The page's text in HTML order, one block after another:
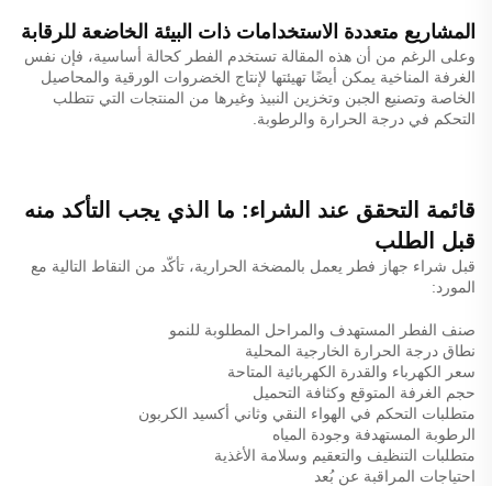
المشاريع متعددة الاستخدامات ذات البيئة الخاضعة للرقابة
وعلى الرغم من أن هذه المقالة تستخدم الفطر كحالة أساسية، فإن نفس
الغرفة المناخية يمكن أيضًا تهيئتها لإنتاج الخضروات الورقية والمحاصيل
الخاصة وتصنيع الجبن وتخزين النبيذ وغيرها من المنتجات التي تتطلب
التحكم في درجة الحرارة والرطوبة.
قائمة التحقق عند الشراء: ما الذي يجب التأكد منه
قبل الطلب
قبل شراء جهاز فطر يعمل بالمضخة الحرارية، تأكّد من النقاط التالية مع
المورد:
صنف الفطر المستهدف والمراحل المطلوبة للنمو
نطاق درجة الحرارة الخارجية المحلية
سعر الكهرباء والقدرة الكهربائية المتاحة
حجم الغرفة المتوقع وكثافة التحميل
متطلبات التحكم في الهواء النقي وثاني أكسيد الكربون
الرطوبة المستهدفة وجودة المياه
متطلبات التنظيف والتعقيم وسلامة الأغذية
احتياجات المراقبة عن بُعد